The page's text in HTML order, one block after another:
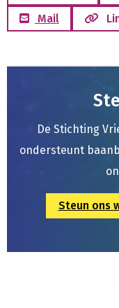
Mail
De Stichting
ondersteunt
Steun ons